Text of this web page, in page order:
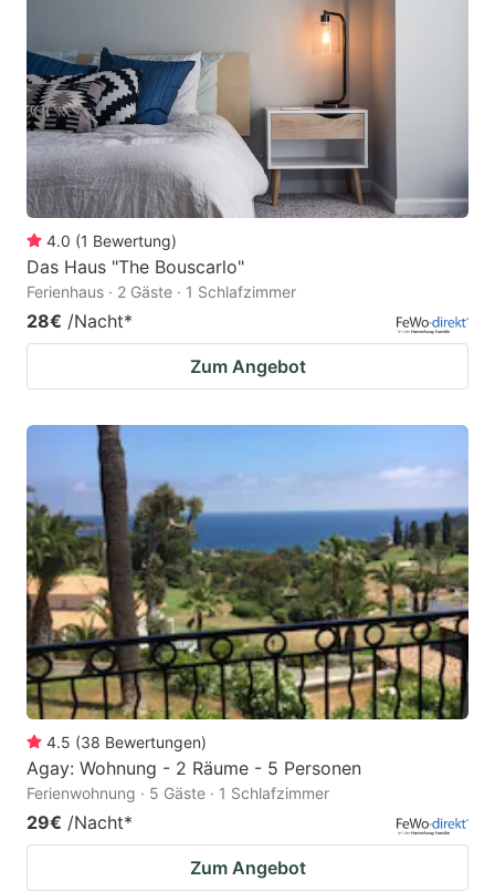
4.0 (1 Bewertung)
Das Haus "The Bouscarlo"
Ferienhaus · 2 Gäste · 1 Schlafzimmer
28€ /Nacht*
Zum Angebot
4.5 (38 Bewertungen)
Agay: Wohnung - 2 Räume - 5 Personen
Ferienwohnung · 5 Gäste · 1 Schlafzimmer
29€ /Nacht*
Zum Angebot